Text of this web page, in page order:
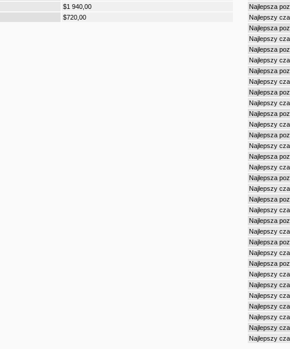
$1 940,00
$720,00
Najlepsza
Najlepszy
Najlepsza
Najlepszy
Najlepsza
Najlepszy
Najlepsza
Najlepszy
Najlepsza
Najlepszy
Najlepsza
Najlepszy
Najlepsza
Najlepszy
Najlepsza
Najlepszy
Najlepsza
Najlepszy
Najlepsza
Najlepszy
Najlepsza
Najlepszy
Najlepsza
Najlepszy
Najlepsza
Najlepszy
Najlepszy
Najlepszy
Najlepszy
Najlepszy
Najlepszy
Najlepszy